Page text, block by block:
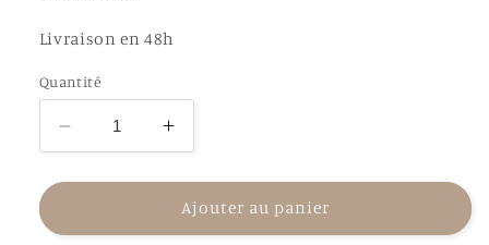
Livraison en 48h
Quantité
Réduire
la
quantité
Collier
Augmenter
la
quantité
de
Collier
Ajouter au panier